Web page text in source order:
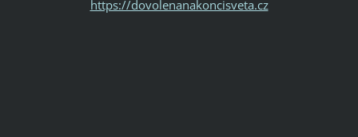
https://dovolenanakoncisveta.cz